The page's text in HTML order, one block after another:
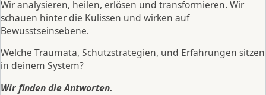
Wir analysieren, heilen, erlösen und transformieren. Wir
schauen hinter die Kulissen und wirken auf
Bewusstseinsebene.
Welche Traumata, Schutzstrategien, und Erfahrungen sitzen
in deinem System?
Wir finden die Antworten.